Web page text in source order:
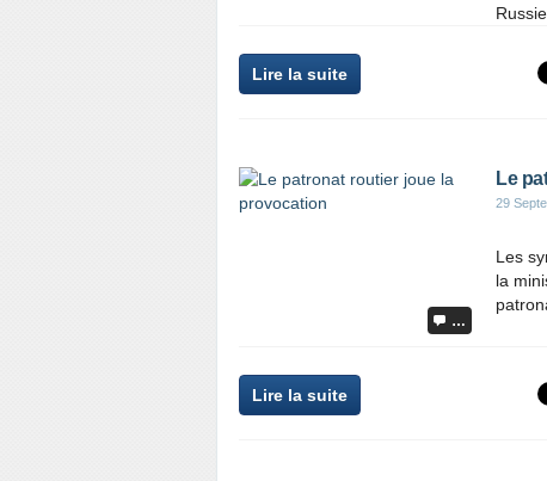
Lire la suite
…
Le
29
Les
la
Lire la suite